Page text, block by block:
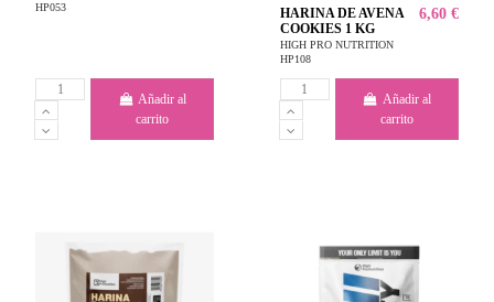
HP053
Añadir al
carrito
HARINA DE AVENA
COOKIES 1 KG
HIGH PRO NUTRITION
HP108
6,60 €
Añadir al
carrito